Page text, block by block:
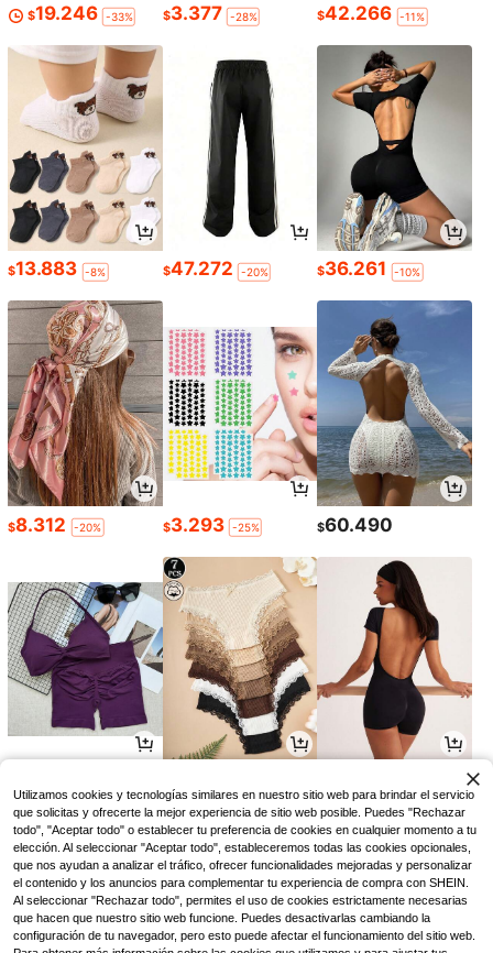
$19.246 -33% $3.377 -28% $42.266 -11%
$13.883 -8% $47.272 -20% $36.261 -10%
$8.312 -20% $3.293 -25% $60.490
Utilizamos cookies y tecnologías similares en nuestro sitio web para brindar el servicio
que solicitas y ofrecerte la mejor experiencia de sitio web posible. Puedes "Rechazar
todo", "Aceptar todo" o establecer tu preferencia de cookies en cualquier momento a tu
elección. Al seleccionar "Aceptar todo", estableceremos todas las cookies opcionales,
que nos ayudan a analizar el tráfico, ofrecer funcionalidades mejoradas y personalizar
el contenido y los anuncios para complementar tu experiencia de compra con SHEIN.
Al seleccionar "Rechazar todo", permites el uso de cookies estrictamente necesarias
que hacen que nuestro sitio web funcione. Puedes desactivarlas cambiando la
configuración de tu navegador, pero esto puede afectar el funcionamiento del sitio web.